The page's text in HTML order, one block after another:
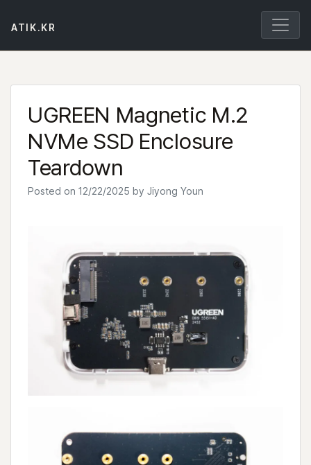
ATIK.KR
UGREEN Magnetic M.2
NVMe SSD Enclosure
Teardown
Posted on 12/22/2025 by Jiyong Youn